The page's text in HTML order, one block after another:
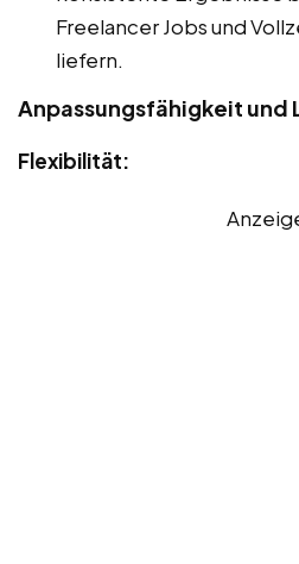
Freelancer Jobs und
liefern.
Anpassungsfähigkeit
Flexibilität: